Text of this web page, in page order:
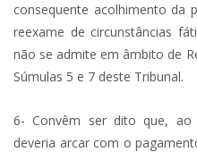
consequente acolhimento da
reexame de circunstâncias
não se admite em âmbito de
Súmulas 5 e 7 deste Tribunal.
6- Convêm ser dito que, ao
deveria arcar com o